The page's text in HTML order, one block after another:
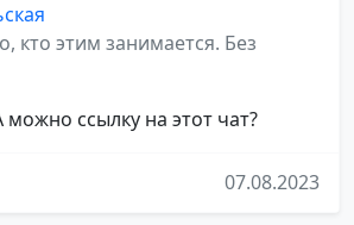
кто этим занимается. Без
можно ссылку на этот чат?
07.08.2023